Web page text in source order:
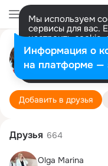
Мы используем
сервисы для вас.
настроить
представитель.
Разрешить все
Добавить в друзья
Друзья 664
Olga Marina
Информация о
на платформе —